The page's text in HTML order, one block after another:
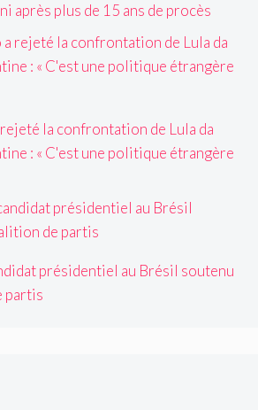
après plus de 15 ans de procès
la confrontation de Lula da
: « C'est une politique étrangère
présidentiel au Brésil soutenu
partis